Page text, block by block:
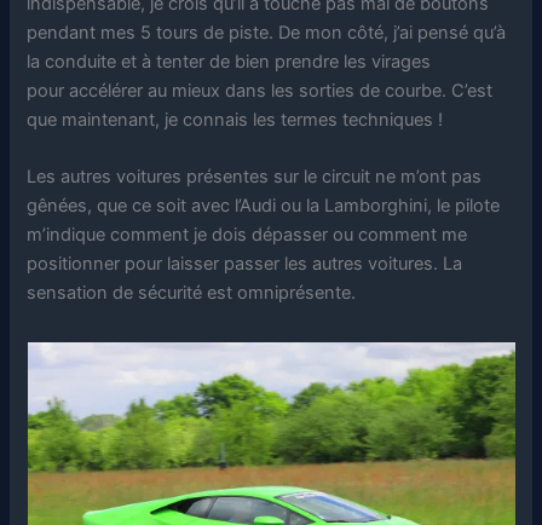
pendant mes 5 tours de piste. De mon côté, j’ai pensé qu’à
la conduite et à tenter de bien prendre les virages
pour accélérer au mieux dans les sorties de courbe. C’est
que maintenant, je connais les termes techniques !
Les autres voitures présentes sur le circuit ne m’ont pas
gênées, que ce soit avec l’Audi ou la Lamborghini, le pilote
m’indique comment je dois dépasser ou comment me
positionner pour laisser passer les autres voitures. La
sensation de sécurité est omniprésente.